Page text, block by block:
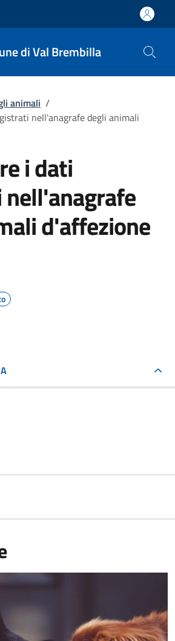
di Val Brembilla
animali /
nell'anagrafe degli animali
i dati
d'affezione